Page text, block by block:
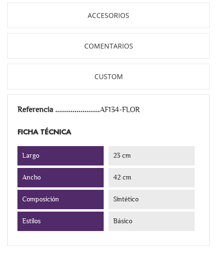
ACCESORIOS
COMENTARIOS
CUSTOM
Referencia AF134-FLOR
FICHA TÉCNICA
Largo 23 cm
Ancho 42 cm
Composición Sintético
Estilos Básico